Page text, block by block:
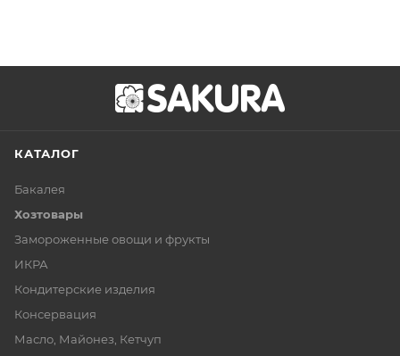
КАТАЛОГ
Бакалея
Хозтовары
Замороженные овощи и фрукты
ИКРА
Кондитерские изделия
Консервация
Масло, Майонез, Кетчуп